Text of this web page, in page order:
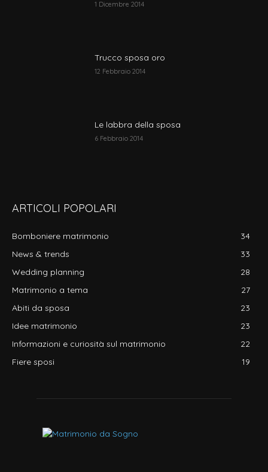
1 Dicembre 2014
Trucco sposa oro
12 Febbraio 2014
Le labbra della sposa
6 Febbraio 2014
ARTICOLI POPOLARI
Bomboniere matrimonio
34
News & trends
33
Wedding planning
28
Matrimonio a tema
27
Abiti da sposa
23
Idee matrimonio
23
Informazioni e curiosità sul matrimonio
22
Fiere sposi
19